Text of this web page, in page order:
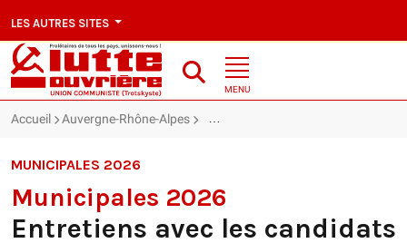
LES AUTRES SITES
MENU
Accueil Auvergne-Rhône-Alpes Entretiens avec les candidats aux
MUNICIPALES 2026
Municipales 2026
Entretiens avec les candidats